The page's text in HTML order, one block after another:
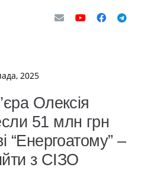
2025
Олексія
51 млн грн
“Енергоатому” –
з СІЗО